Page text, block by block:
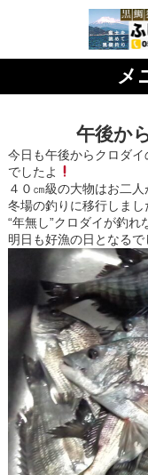
メ
午後か
今日も午後からクロダ
でしたよ
４０㎝級の大物はお二人
冬場の釣りに移行しまし
“年無し”クロダイが釣れ
明日も好漁の日となる